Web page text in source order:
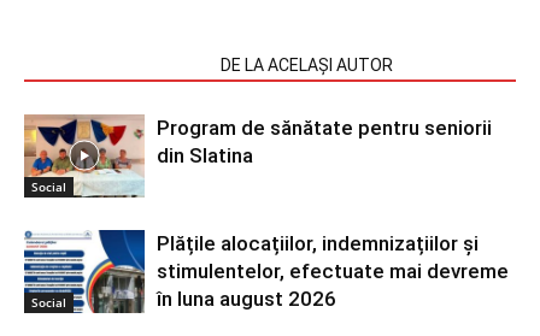
DE LA ACELAȘI AUTOR
Social
Program de sănătate pentru seniorii
din Slatina
Social
Plățile alocațiilor, indemnizațiilor și
stimulentelor, efectuate mai devreme
în luna august 2026